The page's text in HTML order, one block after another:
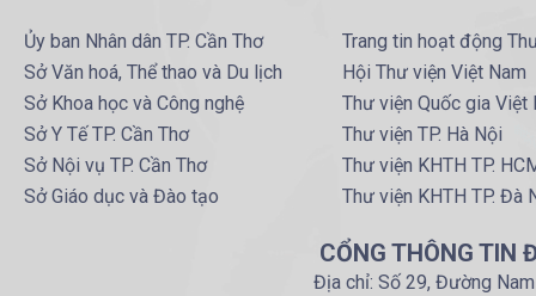
Ủy ban Nhân dân TP. Cần Thơ
Sở Văn hoá, Thể thao và Du lịch
Sở Khoa học và Công nghệ
Sở Y Tế TP. Cần Thơ
Sở Nội vụ TP. Cần Thơ
Sở Giáo dục và Đào tạo
Trang tin hoạt động
Hội Thư viện Việt Nam
Thư viện Quốc gia Việt
Thư viện TP. Hà Nội
Thư viện KHTH TP.
Thư viện KHTH TP. Đà
CỔNG THÔNG TIN
Địa chỉ: Số 29, Đường